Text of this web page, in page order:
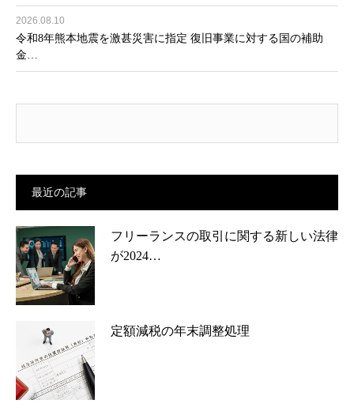
2026.08.10
令和8年熊本地震を激甚災害に指定 復旧事業に対する国の補助
金…
最近の記事
フリーランスの取引に関する新しい法律
が2024…
定額減税の年末調整処理